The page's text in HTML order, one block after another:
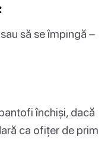
să se împingă –
închiși, dacă
ca ofițer de prim